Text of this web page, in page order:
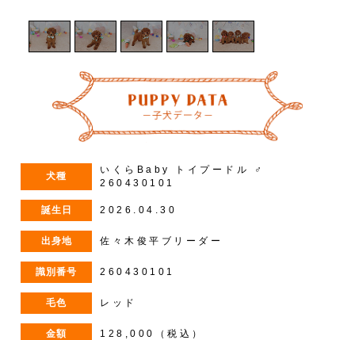
犬種
いくらBaby トイプードル ♂
260430101
誕生日 2026.04.30
出身地 佐々木俊平ブリーダー
識別番号 260430101
毛色 レッド
金額 128,000（税込）